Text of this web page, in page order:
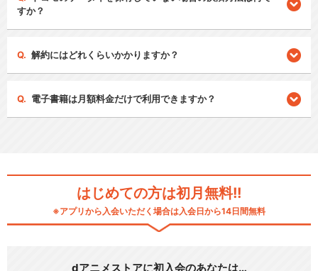
すか？
解約にはどれくらいかかりますか？
電子書籍は月額料金だけで利用できますか？
はじめての方は初月無料!!
※アプリから入会いただく場合は入会日から14日間無料
dアニメストアに初入会のあなたは…